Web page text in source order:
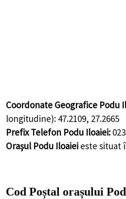
Coordonate Geografice Podu
longitudine): 47.2109, 27.2665
Prefix Telefon Podu Iloaiei:
Orașul Podu Iloaiei este situat
Cod Poștal orașului